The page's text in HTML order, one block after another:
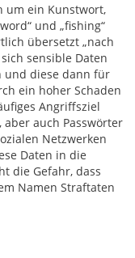
um ein Kunstwort,
und „fishing“
übersetzt „nach
sensible Daten
und diese dann für
ein hoher Schaden
Angriffsziel
auch Passwörter
Netzwerken
Daten in die
die Gefahr, dass
Namen Straftaten